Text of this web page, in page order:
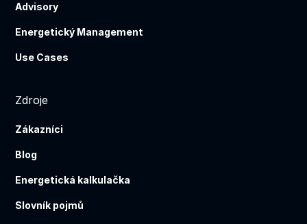
Advisory
Energetický Management
Use Cases
Zdroje
Zákazníci
Blog
Energetická kalkulačka
Slovník pojmů